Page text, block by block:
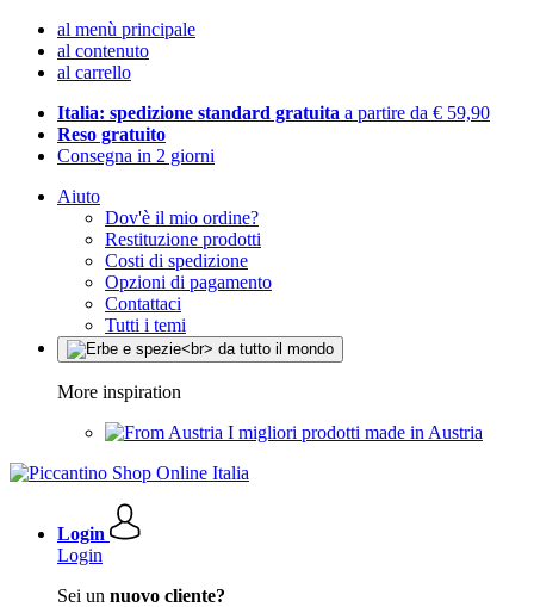
al menù principale
al contenuto
al carrello
Italia: spedizione standard gratuita a partire da € 59,90
Reso gratuito
Consegna in 2 giorni
Aiuto
Dov'è il mio ordine?
Restituzione prodotti
Costi di spedizione
Opzioni di pagamento
Contattaci
Tutti i temi
More inspiration
I migliori prodotti made in Austria
Login
Login
Sei un nuovo cliente?